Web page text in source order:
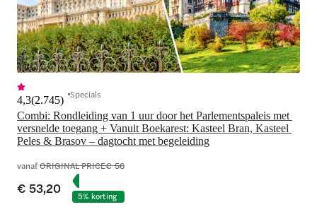
Combi: Rondleiding van 1 uur door het Parlementspaleis met
versnelde toegang + Vanuit Boekarest: Kasteel Bran, Kasteel
Peles & Brasov – dagtocht met begeleiding
4,3(2.745) Specials
vanafORIGINAL PRICE€ 56
€ 53,20 5% korting